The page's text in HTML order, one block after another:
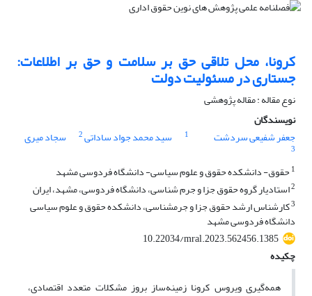
کرونا، محل تلاقی حق بر سلامت و حق بر اطلاعات:
جستاری در مسئولیت دولت
نوع مقاله : مقاله پژوهشی
نویسندگان
جعفر شفیعی سردشت
1 سید محمد جواد ساداتی2 سجاد میری
3
1 حقوق- دانشکده حقوق و علوم سیاسی- دانشگاه فردوسی مشهد
2استادیار گروه حقوق جزا و جرم شناسی، دانشگاه فردوسی، مشهد، ایران
3کارشناس ارشد حقوق جزا و جرمشناسی، دانشکده حقوق و علوم سیاسی
دانشگاه فردوسی مشهد
10.22034/mral.2023.562456.1385
چکیده
همه‌گیری ویروس کرونا زمینه‌ساز بروز مشکلات متعدد اقتصادی،